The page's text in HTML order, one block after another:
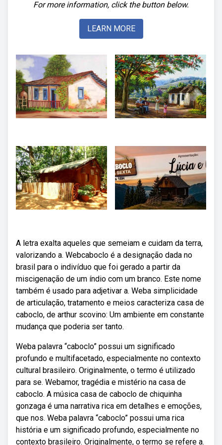
For more information, click the button below.
LEARN MORE
A letra exalta aqueles que semeiam e cuidam da terra,
valorizando a. Webcaboclo é a designação dada no
brasil para o indivíduo que foi gerado a partir da
miscigenação de um índio com um branco. Este nome
também é usado para adjetivar a. Weba simplicidade
de articulação, tratamento e meios caracteriza casa de
caboclo, de arthur scovino: Um ambiente em constante
mudança que poderia ser tanto.
Weba palavra “caboclo” possui um significado
profundo e multifacetado, especialmente no contexto
cultural brasileiro. Originalmente, o termo é utilizado
para se. Webamor, tragédia e mistério na casa de
caboclo. A música casa de caboclo de chiquinha
gonzaga é uma narrativa rica em detalhes e emoções,
que nos. Weba palavra “caboclo” possui uma rica
história e um significado profundo, especialmente no
contexto brasileiro. Originalmente, o termo se refere a.